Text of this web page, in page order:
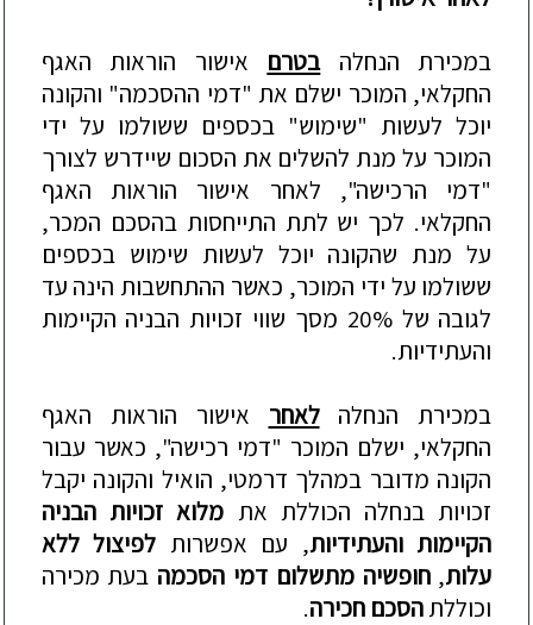
במכירת הנחלהבטרם
אישור הוראות האגף
החקלאי, המוכר ישלם את "דמי ההסכמה" והקונה
יוכל לעשות "שימוש" בכספים ששולמו על ידי
המוכר על מנת להשלים את הסכום שיידרש לצורך
"דמי הרכישה", לאחר אישור הוראות האגף
החקלאי. לכך יש לתת התייחסות בהסכם המכר,
על מנת שהקונה יוכל לעשות שימוש בכספים
ששולמו על ידי המוכר, כאשר ההתחשבות הינה עד
לגובה של
20% מסך שווי זכויות הבניה הקיימות
והעתידיות.
במכירת הנחלהלאחר
אישור הוראות האגף
החקלאי, ישלם המוכר "דמי רכישה", כאשר עבור
הקונה מדובר במהלך דרמטי, הואיל והקונה יקבל
זכויות בנחלה הכוללת את מלוא זכויות הבניה
הקיימות והעתידיות, עם אפשרות לפיצול ללא
עלות,חופשיה מתשלום דמי הסכמה בעת מכירה
וכוללתהסכם חכירה.